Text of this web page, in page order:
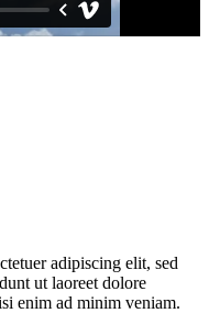
adipiscing elit, sed
ut laoreet dolore
enim ad minim veniam.